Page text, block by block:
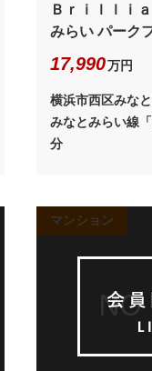
Ｂｒｉｌｌｉ
みらい パーク
17,990万円
横浜市西区みな
みなとみらい線
分
マンション